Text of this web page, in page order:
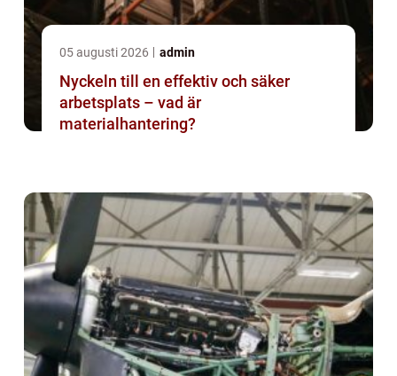
05 augusti 2026 admin
Nyckeln till en effektiv och säker
arbetsplats – vad är
materialhantering?